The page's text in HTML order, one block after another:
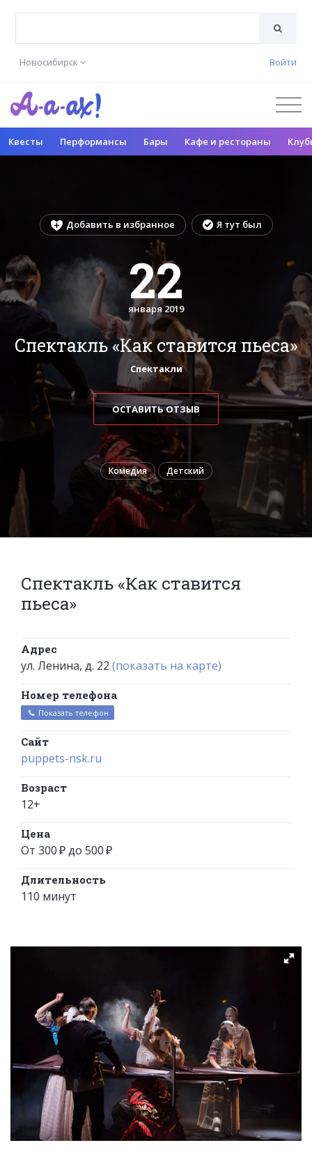
Новосибирск Войти
Квесты Перформансы Бары Кафе и рестораны
Добавить в избранное Я тут был
22
января 2019
Спектакль «Как ставится пьеса»
Спектакли
ОСТАВИТЬ ОТЗЫВ
Комедия Детский
Спектакль «Как ставится
пьеса»
Адрес
ул. Ленина, д. 22 (показать на карте)
Номер телефона
Показать телефон
Сайт
puppets-nsk.ru
Возраст
12+
Цена
От 300 ₽ до 500 ₽
Длительность
110 минут